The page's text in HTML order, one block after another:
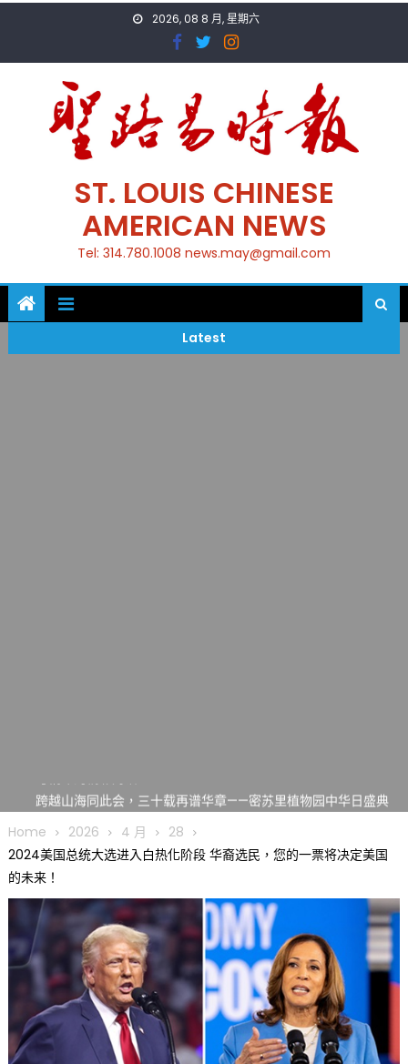
2026, 08 8 月, 星期六
ST. LOUIS CHINESE
AMERICAN NEWS
Tel: 314.780.1008 news.may@gmail.com
Latest
跨越山海同此会，三十载再谱华章——密苏里植物园中华日盛典
圆满举行
圣路易龙舟俱乐部5月16日龙舟体验日 邀请各界亲身体验划行乐
趣 + 水上竞速魅力
三十二载跨越时空的相逢
执掌密苏里植物园近四十年 致力推动全球植物多样性研究与中美
合作 Peter Raven 博士逝世 享年89岁
一晃三十年，初夏又相逢。中华日，等你来赴约 —— 密苏里植物
园“中华日三十周年特别报道（五）
筝声与琴韵交汇：刘励(Li Statler)与钢琴家Darek演绎一场古筝
与钢琴的精彩对话
Home 2026 4 月
28
2024美国总统大选进入白热化阶段 华裔选民，您的一票将决定美国
的未来！